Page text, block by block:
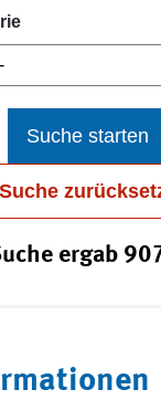
Suche starten
Suche
ergab